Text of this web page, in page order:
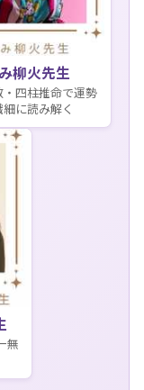
柳火先生
・四柱推命で運勢
細に読み解く
無